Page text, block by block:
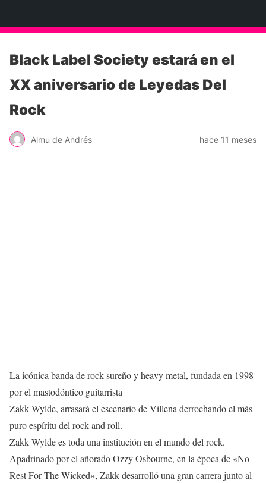
Black Label Society estará en el
XX aniversario de Leyedas Del
Rock
Almu de Andrés hace 11 meses
La icónica banda de rock sureño y heavy metal, fundada en 1998
por el mastodóntico guitarrista
Zakk Wylde, arrasará el escenario de Villena derrochando el más
puro espíritu del rock and roll.
Zakk Wylde es toda una institución en el mundo del rock.
Apadrinado por el añorado Ozzy Osbourne, en la época de «No
Rest For The Wicked», Zakk desarrolló una gran carrera junto al